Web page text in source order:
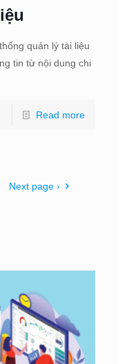
quản lý tài liệu
tin từ nội dung chi
Read more
Next page ›